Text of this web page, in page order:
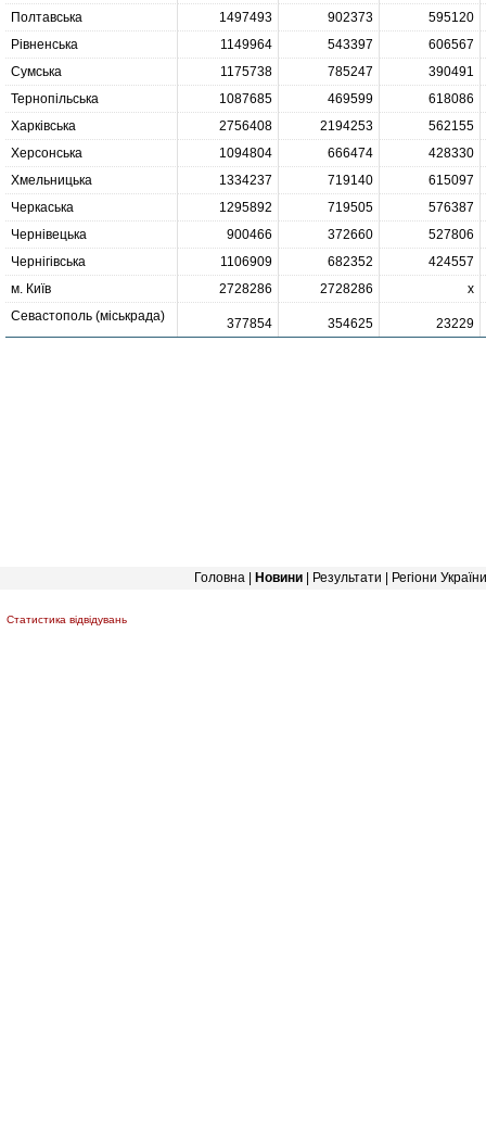
Полтавська
1497493 902373
595120
Рівненська
1149964 543397
606567
Сумська
1175738 785247
390491
Тернопільська
1087685 469599
618086
Харківська
2756408 2194253
562155
Херсонська
1094804 666474
428330
Хмельницька
1334237 719140
615097
Черкаська
1295892 719505
576387
Чернівецька
900466 372660
527806
Чернігівська
1106909 682352
424557
м. Київ
2728286 2728286
х
Севастополь (міськрада)
377854 354625 23229
Головна Новини Результати Регіони України
Статистика відвідувань